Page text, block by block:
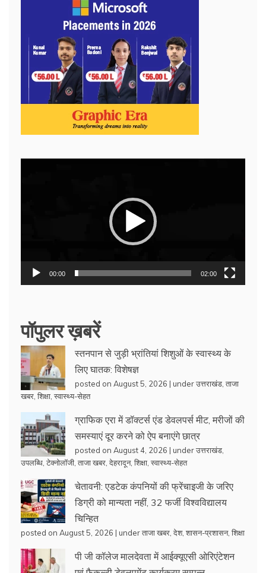
00:00 02:00
पॉपुलर ख़बरें
स्तनपान से जुड़ी भ्रांतियां शिशुओं के स्वास्थ्य के
लिए घातक: विशेषज्ञ
posted on August 5, 2026 | underउत्तराखंड ताजा
खबर शिक्षा स्वास्थ्य-सेहत
ग्राफिक एरा में डॉक्टर्स एंड डेवलपर्स मीट, मरीजों की
समस्याएं दूर करने को ऐप बनाएंगे छात्र
posted on August 4, 2026 | underउत्तराखंड
उपलब्धि टेक्नोलॉजी ताजा खबर देहरादून, शिक्षा स्वास्थ्य-सेहत
चेतावनी: एडटेक कंपनियों की फ्रेंचाइजी के जरिए
डिग्री को मान्यता नहीं, 32 फर्जी विश्वविद्यालय
चिन्हित
posted on August 5, 2026 | underताजा खबर देश, शासन-प्रशासन, शिक्षा
पी जी कॉलेज मालदेवता में आईक्यूएसी ओरिएंटेशन